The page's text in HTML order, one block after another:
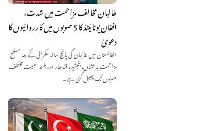
طالبان مخالف مزاحمت میں شدت،
افغان یونائیٹڈ کا 5 صوبوں میں کارروائیوں کا
دعویٰ
افغانستان میں طالبان کی پانچ سالہ حکمرانی کے بعد مسلح
مزاحمت بدخشاں، پنجشیر، قندھار اور ہلمند سمیت مختلف
صوبوں تک پھیل گئی ہے۔